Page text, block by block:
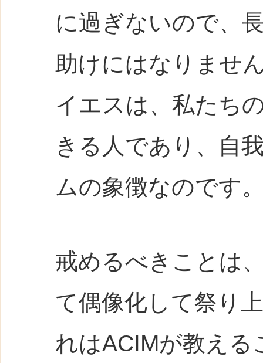
に過ぎないので、
助けにはなりませ
イエスは、私たち
きる人であり、自
ムの象徴なのです
戒めるべきことは
て偶像化して祭り
れはACIMが教える